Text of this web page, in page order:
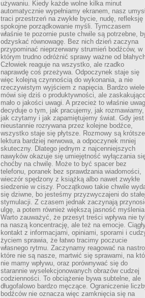
używaniu. Kiedy każde wolne kilka minut
automatycznie wypełniamy ekranem, nasz
traci przestrzeń na zwykłe bycie, nudę, refleksję
spokojne porządkowanie myśli. Tymczasem
właśnie te pozornie puste chwile są potrzebne,
odzyskać równowagę. Bez nich dzień zaczyna
przypominać nieprzerwany strumień bodźców, w
którym trudno odróżnić sprawy ważne od
Człowiek reaguje na wszystko, ale rzadko
naprawdę coś przeżywa. Odpoczynek staje się
więc kolejną czynnością do wykonania, a nie
rzeczywistym wyjściem z napięcia. Bardzo wiele
mówi się dziś o produktywności, ale
mało o jakości uwagi. A przecież to właśnie
decyduje o tym, jak pracujemy, jak rozmawiamy,
jak czytamy i jak zapamiętujemy świat. Gdy jest
nieustannie rozrywana przez kolejne bodźce,
wszystko staje się płytsze. Rozmowy są
lektura bardziej nerwowa, a odpoczynek mniej
skuteczny. Dlatego jednym z najcenniejszych
nawyków okazuje się umiejętność wyłączania
choćby na chwilę. Może to być spacer bez
telefonu, poranek bez sprawdzania wiadomości,
wieczór spędzony z książką albo nawet zwykłe
siedzenie w ciszy. Początkowo takie chwile
się dziwne, bo jesteśmy przyzwyczajeni do stałej
stymulacji. Z czasem jednak zaczynają
ulgę, a potem również większą jasność
Warto zauważyć, że przesyt treści wpływa nie
na naszą koncentrację, ale też na emocje.
kontakt z informacjami, opiniami, sporami i
życiem sprawia, że łatwo tracimy poczucie
własnego rytmu. Zaczynamy reagować na
które nie są nasze, martwić się sprawami, na
nie mamy wpływu, oraz porównywać się do
starannie wyselekcjonowanych obrazów cudzej
codzienności. To obciążenie bywa subtelne, ale
długofalowo bardzo męczące. Ograniczenie
bodźców nie oznacza więc zamknięcia się na